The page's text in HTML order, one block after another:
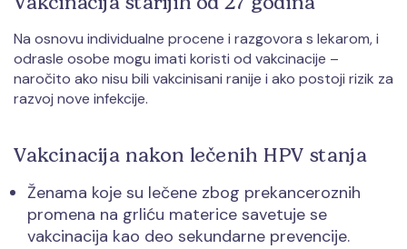
Na osnovu individualne procene i razgovora s lekarom, i
odrasle osobe mogu imati koristi od vakcinacije –
naročito ako nisu bili vakcinisani ranije i ako postoji rizik za
razvoj nove infekcije.
Vakcinacija nakon lečenih HPV stanja
Ženama koje su lečene zbog prekanceroznih
promena na grliću materice savetuje se
vakcinacija kao deo sekundarne prevencije.